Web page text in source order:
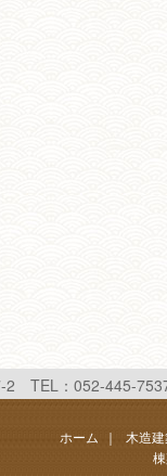
TEL：052-445-
ホーム ｜
木造